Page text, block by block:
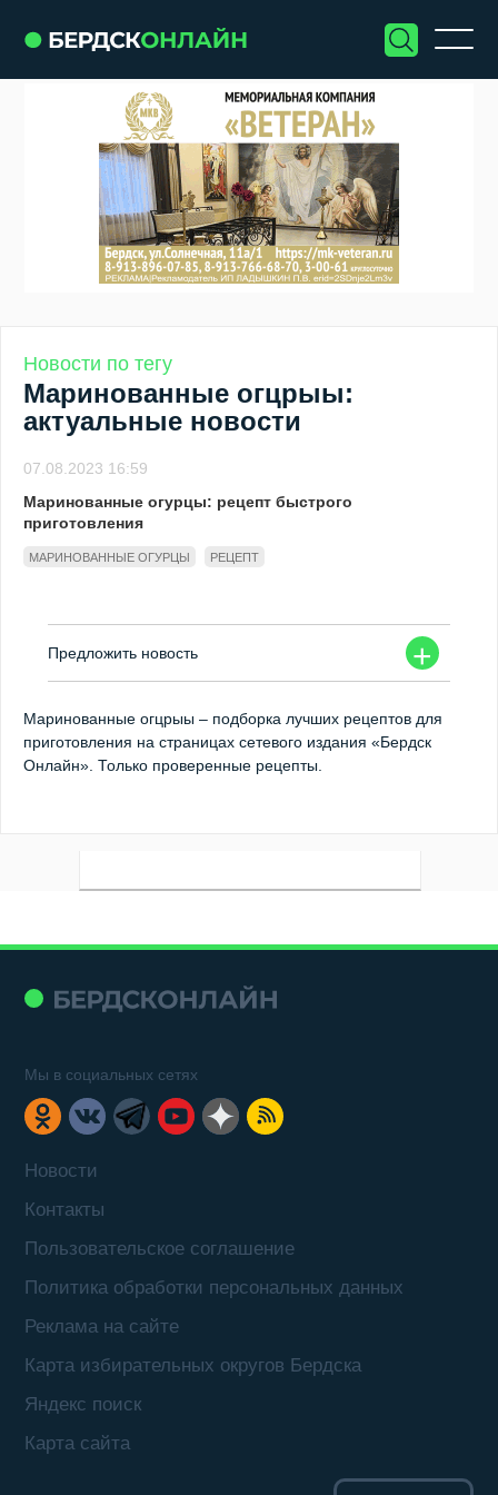
Новости по тегу
Маринованные огцрыы:
актуальные новости
07.08.2023 16:59
Маринованные огурцы: рецепт быстрого
приготовления
МАРИНОВАННЫЕ ОГУРЦЫ РЕЦЕПТ
+
Предложить новость
Маринованные огцрыы – подборка лучших рецептов для
приготовления на страницах сетевого издания «Бердск
Онлайн». Только проверенные рецепты.
Новости
Контакты
Пользовательское соглашение
Политика обработки персональных данных
Реклама на сайте
Карта избирательных округов Бердска
Яндекс поиск
Карта сайта
Мы в социальных сетях